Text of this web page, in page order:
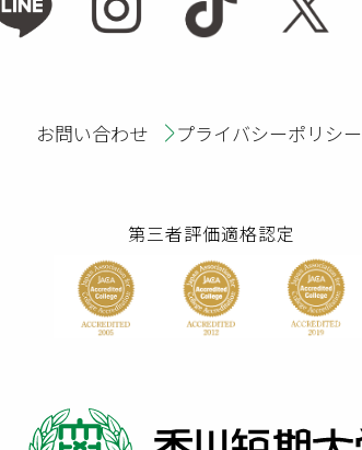
お問い合わせ プライバシーポリシー
第三者評価適格認定